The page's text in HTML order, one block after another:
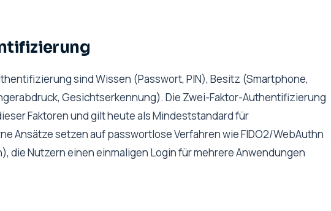
sind Wissen (Passwort, PIN), Besitz (Smartphone,
Gesichtserkennung). Die Zwei-Faktor-Authentifizierung
Faktoren und gilt heute als Mindeststandard für
Ansätze setzen auf passwortlose Verfahren wie FIDO2/WebAuthn
die Nutzern einen einmaligen Login für mehrere Anwendungen